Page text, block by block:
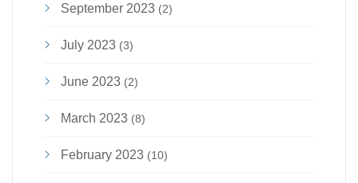
September 2023 (2)
July 2023 (3)
June 2023 (2)
March 2023 (8)
February 2023 (10)